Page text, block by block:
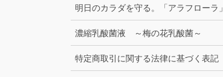
明日のカラダを守る。「アラフローラ」
濃縮乳酸菌液 ～梅の花乳酸菌～
特定商取引に関する法律に基づく表記